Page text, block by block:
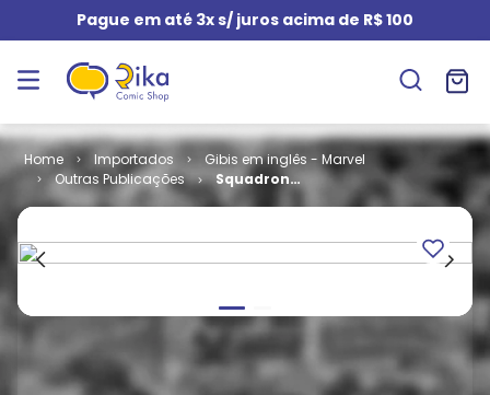
Pague em até 3x s/ juros acima de R$ 100
Importados
Gibis em inglês - Marvel
Outras Publicações
Squadron
Supreme -